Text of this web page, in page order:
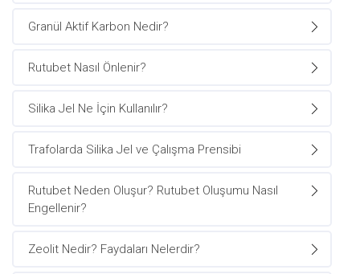
Granül Aktif Karbon Nedir?
Rutubet Nasıl Önlenir?
Silika Jel Ne İçin Kullanılır?
Trafolarda Silika Jel ve Çalışma Prensibi
Rutubet Neden Oluşur? Rutubet Oluşumu Nasıl
Engellenir?
Zeolit Nedir? Faydaları Nelerdir?